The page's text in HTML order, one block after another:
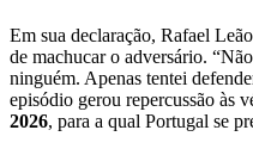
Em sua declaração, Rafael
de machucar o adversário.
ninguém. Apenas tentei
episódio gerou repercussão às
2026, para a qual Portugal se